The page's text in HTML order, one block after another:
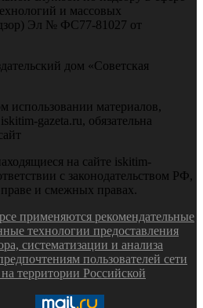
и массовых
Эл № ФС77-81027 от
дом «Советская
использовании материалов,
gazeta.ru, обязательна
на сайте iskitim-
с законодательством РФ,
и смежных правах.
применяются рекомендательные
технологии предоставления
систематизации и анализа
пользователей сети
территории Российской